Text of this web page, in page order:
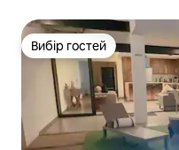
Вибір гостей
Вибір гостей